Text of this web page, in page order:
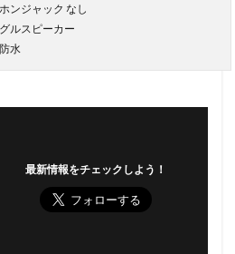
ンジャック なし
ルスピーカー
水
最新情報をチェックしよう！